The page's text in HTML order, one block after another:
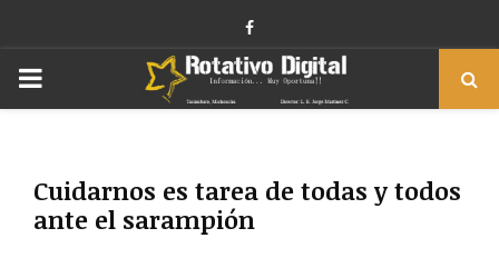
Facebook
PRIMARY
Cuidarnos es tarea de todas y todos
ante el sarampión